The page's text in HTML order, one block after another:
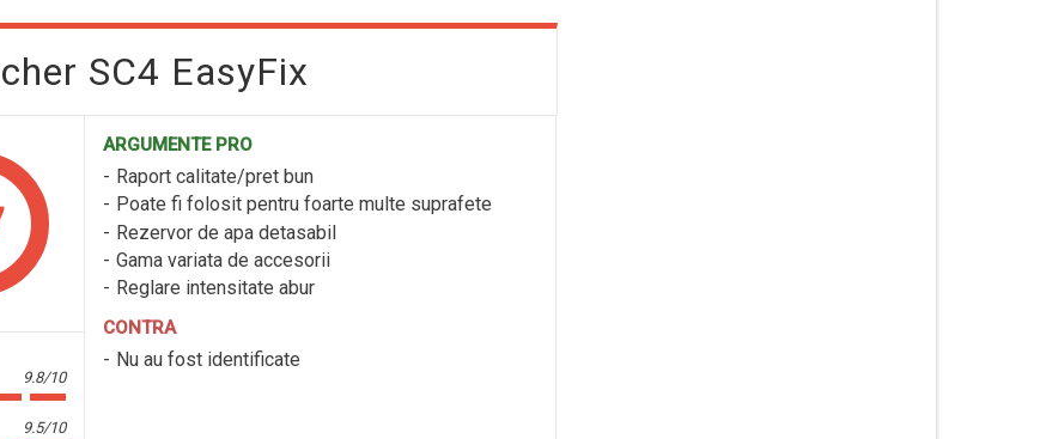
SC4 EasyFix
9.8/10
9.5/10
ARGUMENTE PRO
Raport calitate/pret bun
Poate fi folosit pentru foarte multe suprafete
Rezervor de apa detasabil
Gama variata de accesorii
Reglare intensitate abur
CONTRA
Nu au fost identificate